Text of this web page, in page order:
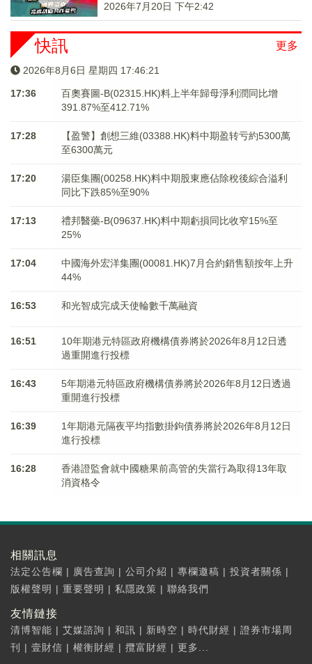
2026年7月20日 下午2:42
更多
快訊
2026年8月6日 星期四 17:46:21
17:36
百奧賽圖-B(02315.HK)料上半年歸母淨利潤同比增
391.87%至412.71%
17:28
【盈警】創想三維(03388.HK)料中期盈转亏約5300萬
至6300萬元
17:20
湯臣集團(00258.HK)料中期股東應佔除稅後綜合溢利
同比下跌85%至90%
17:13
禮邦醫藥-B(09637.HK)料中期虧損同比收窄15%至
25%
17:04
中國海外宏洋集團(00081.HK)7月合約銷售額按年上升
44%
16:53 和光智成完成天使輪數千萬融資
16:51
10年期港元特區政府機構債券將於2026年8月12日透
過重開進行投標
16:43
5年期港元特區政府機構債券將於2026年8月12日透過
重開進行投標
16:39
1年期港元隔夜平均指數掛鉤債券將於2026年8月12日
進行投標
16:28
香港證監會就中國糖果前高管的失當行為取得13年取
消資格令
相關訊息
法定公告欄 | 廣告查詢 | 公司介紹 | 專欄邀稿 | 投資者關係 |
版權聲明 | 重要聲明 | 私隱政策 | 聯絡我們
友情鏈接
清博智能 | 艾媒諮詢 | 和訊 | 新時空 | 時代財經 | 證券市場周
刊
| 壹財信 | 權衡財經 | 攬富財經 | 更多...